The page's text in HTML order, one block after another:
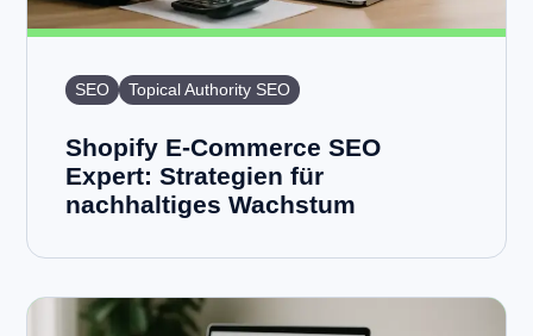
SEO Topical Authority SEO
Shopify E-Commerce SEO
Expert: Strategien für
nachhaltiges Wachstum